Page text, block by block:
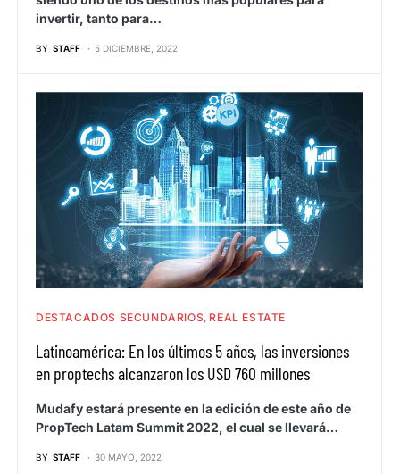
invertir, tanto para…
BY STAFF 5 DICIEMBRE, 2022
DESTACADOS SECUNDARIOS REAL ESTATE
Latinoamérica: En los últimos 5 años, las inversiones
en proptechs alcanzaron los USD 760 millones
Mudafy estará presente en la edición de este año de
PropTech Latam Summit 2022, el cual se llevará…
BY STAFF 30 MAYO, 2022